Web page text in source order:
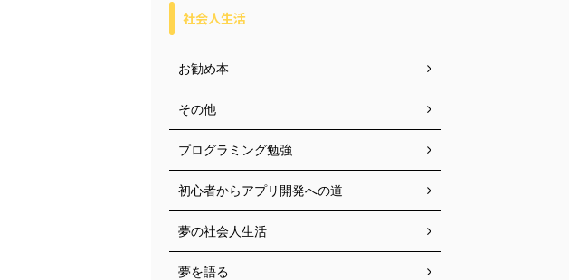
社会人生活
お勧め本
その他
プログラミング勉強
初心者からアプリ開発への道
夢の社会人生活
夢を語る